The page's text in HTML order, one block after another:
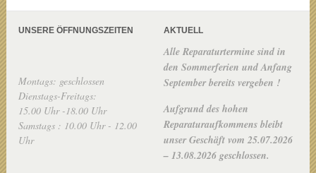
UNSERE ÖFFNUNGSZEITEN
Montags: geschlossen
Dienstags-Freitags:
15.00 Uhr -18.00 Uhr
Samstags : 10.00 Uhr - 12.00
Uhr
AKTUELL
Alle Reparaturtermine sind in
den Sommerferien und Anfang
September bereits vergeben !
Aufgrund des hohen
Reparaturaufkommens bleibt
unser Geschäft vom 25.07.2026
– 13.08.2026 geschlossen.